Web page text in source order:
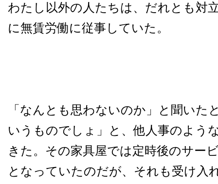
わたし以外の人たちは、だれとも対
に無賃労働に従事していた。
「なんとも思わないのか」と聞いた
いうものでしょ」と、他人事のよう
きた。その家具屋では定時後のサー
となっていたのだが、それも受け入